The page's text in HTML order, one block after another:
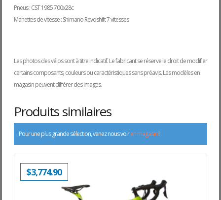
Pneus : CST 1985 700x28c
Manettes de vitesse : Shimano Revoshift 7 vitesses
Les photos des vélos sont à titre indicatif. Le fabricant se réserve le droit de modifier
certains composants, couleurs ou caractéristiques sans préavis. Les modèles en
magasin peuvent différer des images.
Produits similaires
Pour une plus grande sélection, venez nous voiren magasin!
$3,774.90